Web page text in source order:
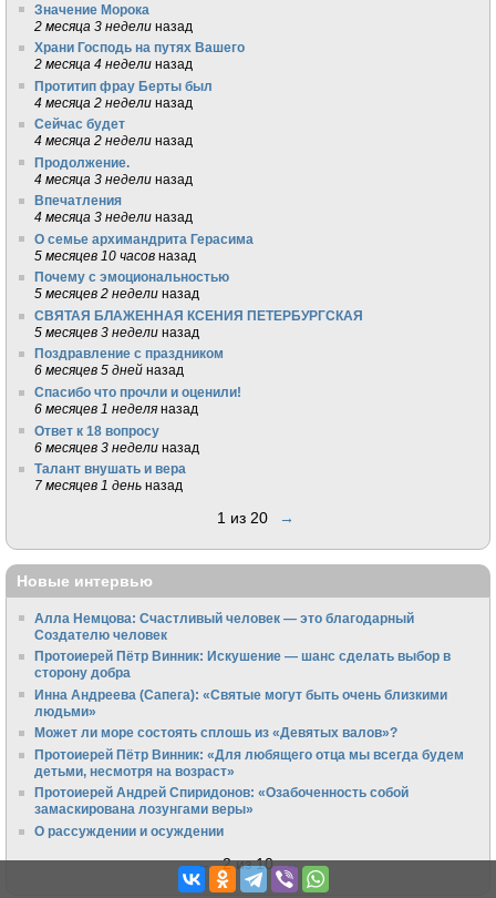
Значение Морока
2 месяца 3 недели назад
Храни Господь на путях Вашего
2 месяца 4 недели назад
Протитип фрау Берты был
4 месяца 2 недели назад
Сейчас будет
4 месяца 2 недели назад
Продолжение.
4 месяца 3 недели назад
Впечатления
4 месяца 3 недели назад
О семье архимандрита Герасима
5 месяцев 10 часов назад
Почему с эмоциональностью
5 месяцев 2 недели назад
СВЯТАЯ БЛАЖЕННАЯ КСЕНИЯ ПЕТЕРБУРГСКАЯ
5 месяцев 3 недели назад
Поздравление с праздником
6 месяцев 5 дней назад
Спасибо что прочли и оценили!
6 месяцев 1 неделя назад
Ответ к 18 вопросу
6 месяцев 3 недели назад
Талант внушать и вера
7 месяцев 1 день назад
1 из 20 →
Новые интервью
Алла Немцова: Счастливый человек — это благодарный
Создателю человек
Протоиерей Пётр Винник: Искушение — шанс сделать выбор в
сторону добра
Инна Андреева (Сапега): «Святые могут быть очень близкими
людьми»
Может ли море состоять сплошь из «Девятых валов»?
Протоиерей Пётр Винник: «Для любящего отца мы всегда будем
детьми, несмотря на возраст»
Протоиерей Андрей Спиридонов: «Озабоченность собой
замаскирована лозунгами веры»
О рассуждении и осуждении
← 2 из 10 →